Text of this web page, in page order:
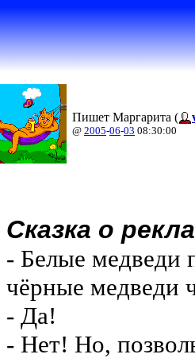
Пишет Маргарита (
@ 2005-06-03 08:30:00
Cказка о
- Белые медведи
чёрные медведи
- Да!
- Нет! Но,